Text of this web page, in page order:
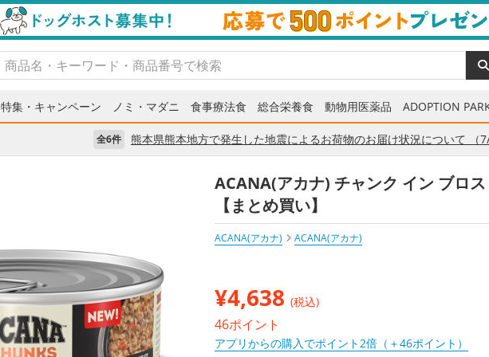
特集・キャンペーン ノミ・マダニ 食事療法食 総合栄養食 動物用医薬品 ADOPTION
全6件 熊本県熊本地方で発生した地震によるお荷物のお届け状況について （
ACANA(アカナ) チャンク イン ブロ
【まとめ買い】
ACANA(アカナ) ACANA(アカナ)
¥4,638 (税込)
46ポイント
アプリからの購入でポイント2倍（＋46ポイント）